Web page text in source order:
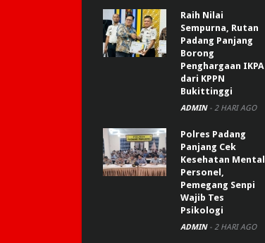
Raih Nilai
Sempurna, Rutan
Padang Panjang
Borong
Penghargaan IKPA
dari KPPN
Bukittinggi
ADMIN - 2 HARI AGO
Polres Padang
Panjang Cek
Kesehatan Mental
Personel,
Pemegang Senpi
Wajib Tes
Psikologi
ADMIN - 2 HARI AGO